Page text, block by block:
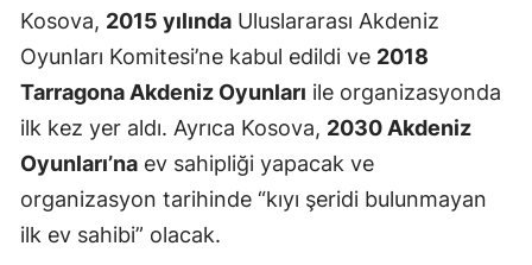
Kosova, 2015 yılında Uluslararası Akdeniz
Oyunları Komitesi’ne kabul edildi ve 2018
Tarragona Akdeniz Oyunları ile organizasyonda
ilk kez yer aldı. Ayrıca Kosova, 2030 Akdeniz
Oyunları’na ev sahipliği yapacak ve
organizasyon tarihinde “kıyı şeridi bulunmayan
ilk ev sahibi” olacak.